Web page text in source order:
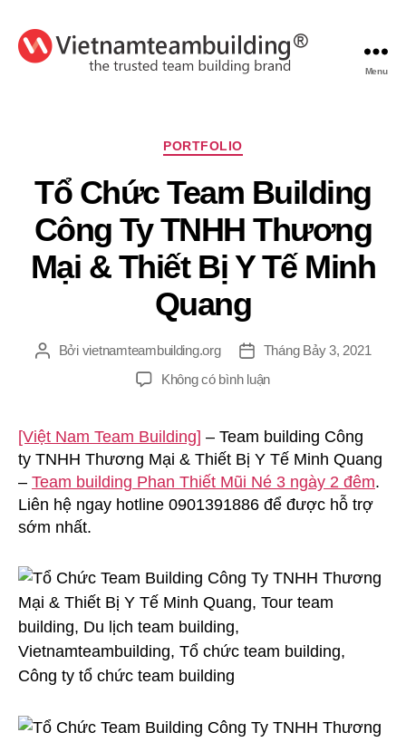
Menu
Chuyên
PORTFOLIO
Tổ Chức Team Building
Công Ty TNHH Thương
Mại & Thiết Bị Y Tế Minh
Quang
TácBởi vietnamteambuilding.org
Ngày
đăng
Tháng Bảy 3, 2021
Không có bình luậnở
Team
Building
Công
Ty
&
Thiết
Tế
[Việt Nam Team Building] – Team building Công
ty TNHH Thương Mại & Thiết Bị Y Tế Minh Quang
– Team building Phan Thiết Mũi Né 3 ngày 2 đêm.
Liên hệ ngay hotline 0901391886 để được hỗ trợ
sớm nhất.